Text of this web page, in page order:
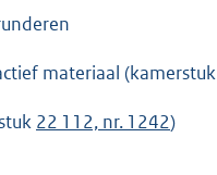
materiaal (kamerstuk
22 112, nr. 1242)